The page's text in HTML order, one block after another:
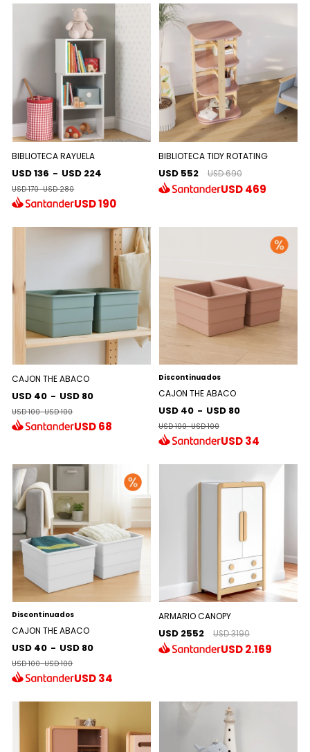
BIBLIOTECA RAYUELA
USD 136 - USD 224
USD 170-USD 280
USD190
BIBLIOTECA TIDY ROTATING
USD 552 USD 690
USD469
CAJON THE ABACO
USD 40 - USD 80
USD 100-USD 100
USD68
Discontinuados
CAJON THE ABACO
USD 40 - USD 80
USD 100-USD 100
USD34
Discontinuados
CAJON THE ABACO
USD 40 - USD 80
USD 100-USD 100
USD34
ARMARIO CANOPY
USD 2552 USD 3190
USD2.169